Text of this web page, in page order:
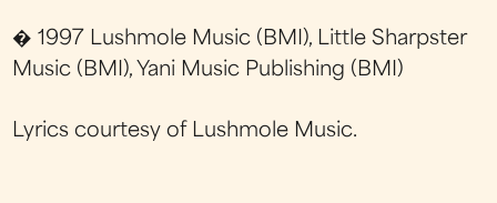
� 1997 Lushmole Music (BMI), Little Sharpster
Music (BMI), Yani Music Publishing (BMI)
Lyrics courtesy of Lushmole Music.